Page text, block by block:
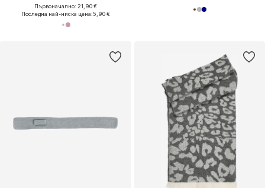
Първоначално: 21,90 €
Последна най-ниска цена:5,90 €